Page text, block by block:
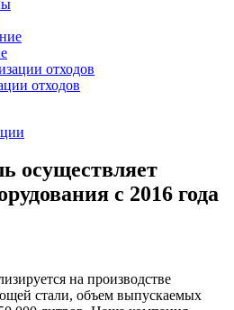
отходов
осуществляет
с 2016 года
на производстве
стали, объем выпускаемых